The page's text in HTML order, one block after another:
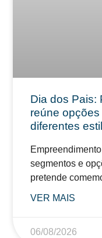
Dia dos Pais:
reúne
diferentes
segmentos e
pretende
VER MAIS
06/08/2026